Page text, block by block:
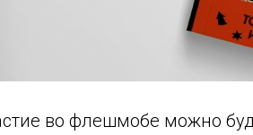
во флешмобе можно